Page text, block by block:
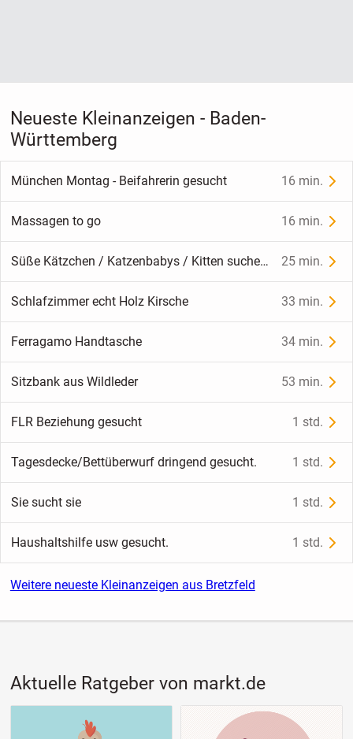
Neueste Kleinanzeigen - Baden-
Württemberg
München Montag - Beifahrerin gesucht 16 min.
Massagen to go 16 min.
Süße Kätzchen / Katzenbabys / Kitten suchen liebevolles Zuhause 25 min.
Schlafzimmer echt Holz Kirsche 33 min.
Ferragamo Handtasche 34 min.
Sitzbank aus Wildleder 53 min.
FLR Beziehung gesucht 1 std.
Tagesdecke/Bettüberwurf dringend gesucht. 1 std.
Sie sucht sie 1 std.
Haushaltshilfe usw gesucht. 1 std.
Weitere neueste Kleinanzeigen aus Bretzfeld
Aktuelle Ratgeber von markt.de